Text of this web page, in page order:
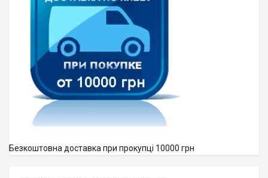
Безкоштовна доставка при прокупці 10000 грн